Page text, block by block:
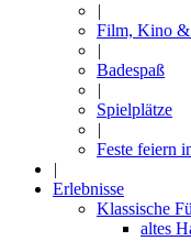
|
Film, Kino &
|
Badespaß
|
Spielplätze
|
Feste feiern
|
Erlebnisse
Klassische
altes